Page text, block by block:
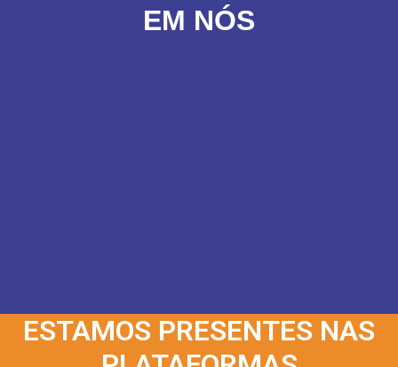
EM NÓS
ESTAMOS PRESENTES NAS